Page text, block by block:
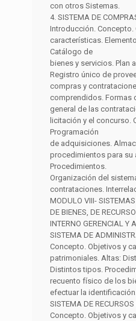
con otros Sistemas.
4. SISTEMA DE
Introducción. Concepto.
características.
Catálogo de
bienes y servicios. Plan
Registro único de
compras y
comprendidos. Formas
general de las
licitación y el concurso.
Programación
de adquisiciones.
procedimientos para su
Procedimientos.
Organización del
contrataciones.
MODULO VIII-
DE BIENES, DE
INTERNO GERENCIAL Y
SISTEMA DE
Concepto. Objetivos y
patrimoniales. Altas:
Distintos tipos.
recuento físico de los
efectuar la
SISTEMA DE
Concepto. Objetivos y